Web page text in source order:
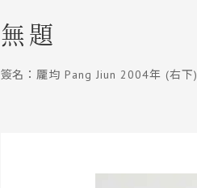
無題
簽名：龎均 Pang Jiun 2004年 (右下)